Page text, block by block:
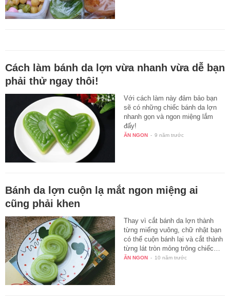
Cách làm bánh da lợn vừa nhanh vừa dễ bạn
phải thử ngay thôi!
Với cách làm này đảm bảo bạn
sẽ có những chiếc bánh da lợn
nhanh gọn và ngon miệng lắm
đấy!
ĂN NGON - 9 năm trước
Bánh da lợn cuộn lạ mắt ngon miệng ai
cũng phải khen
Thay vì cắt bánh da lợn thành
từng miếng vuông, chữ nhật bạn
có thể cuộn bánh lại và cắt thành
từng lát tròn mỏng trông chiếc…
ĂN NGON - 10 năm trước